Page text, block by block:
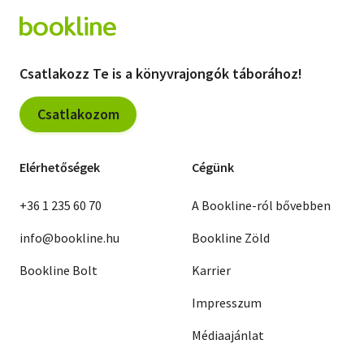
Csatlakozz Te is a könyvrajongók táborához!
Csatlakozom
Elérhetőségek
+36 1 235 60 70
info@bookline.hu
Bookline Bolt
Cégünk
A Bookline-ról bővebben
Bookline Zöld
Karrier
Impresszum
Médiaajánlat